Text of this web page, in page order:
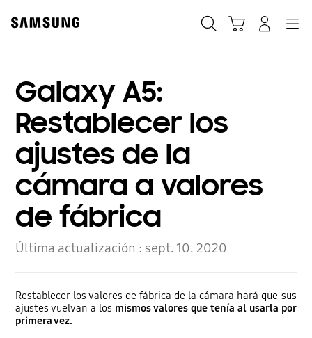
content
Galaxy A5:
Restablecer los
ajustes de la
cámara a valores
de fábrica
Última actualización : sept. 10. 2020
Restablecer los valores de fábrica de la cámara hará que sus
ajustes vuelvan a los mismos valores que tenía al usarla por
primera vez.